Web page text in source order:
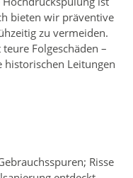
bieten wir präventive
zu vermeiden.
Folgeschäden –
historischen Leitungen
Risse